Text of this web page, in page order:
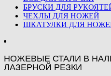
БРУСКИ ДЛЯ
ЧЕХЛЫ ДЛЯ НОЖЕЙ
ШКАТУЛКИ ДЛЯ
НОЖЕВЫЕ СТАЛИ В
ЛАЗЕРНОЙ РЕЗКИ